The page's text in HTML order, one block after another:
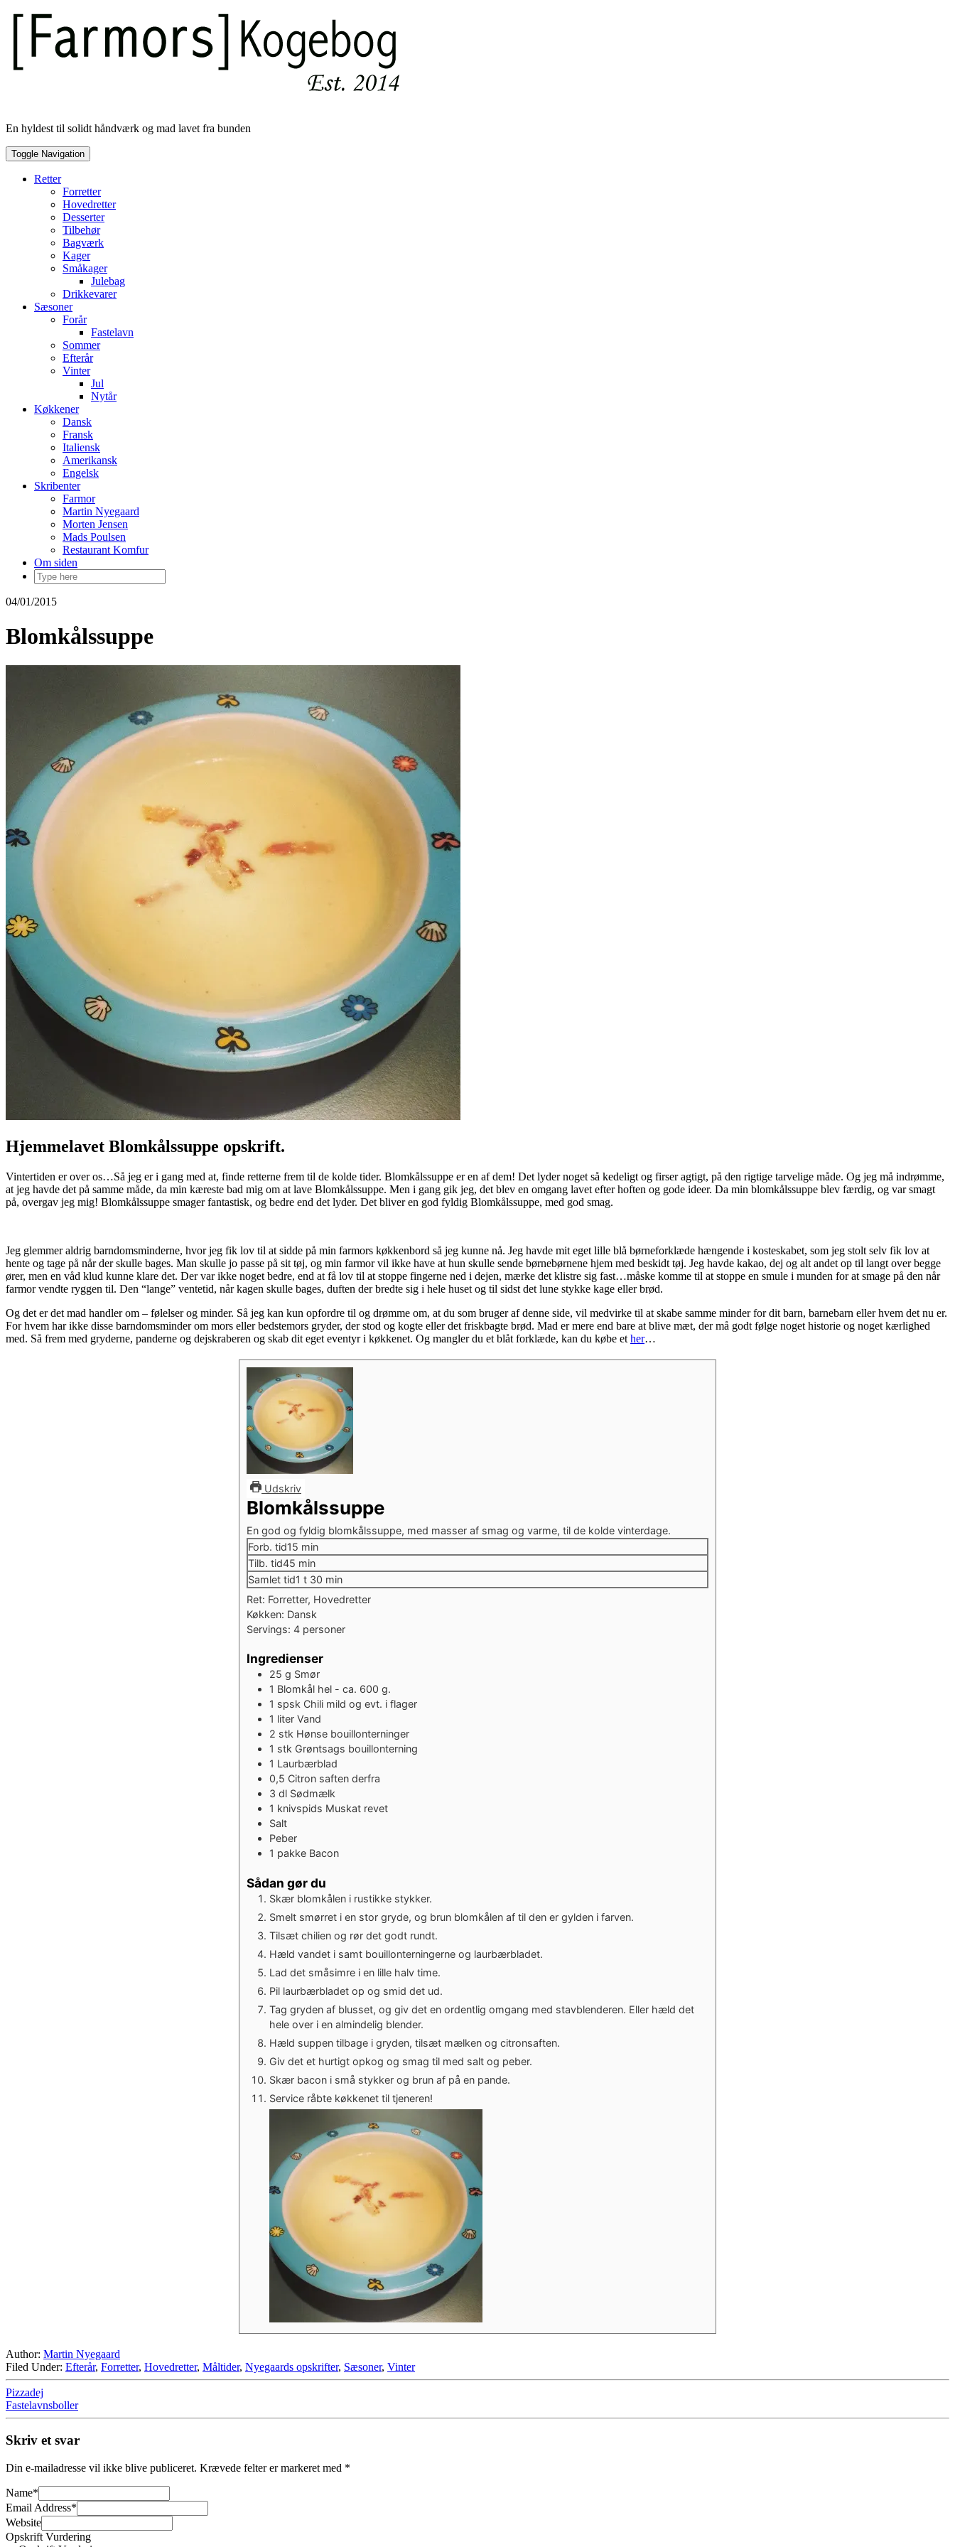
Skip
content
En hyldest til solidt håndværk og mad lavet fra bunden
Toggle Navigation
Retter
Forretter
Hovedretter
Desserter
Tilbehør
Bagværk
Kager
Småkager
Julebag
Drikkevarer
Sæsoner
Forår
Fastelavn
Sommer
Efterår
Vinter
Jul
Nytår
Køkkener
Dansk
Fransk
Italiensk
Amerikansk
Engelsk
Skribenter
Farmor
Martin Nyegaard
Morten Jensen
Mads Poulsen
Restaurant Komfur
Om siden
04/01/2015
Blomkålssuppe
Hjemmelavet Blomkålssuppe opskrift.
Vintertiden er over os…Så jeg er i gang med at, finde retterne frem til de kolde tider. Blomkålssuppe er en af dem! Det lyder noget så kedeligt og firser agtigt, på den rigtige tarvelige måde. Og jeg må indrømme,
at jeg havde det på samme måde, da min kæreste bad mig om at lave Blomkålssuppe. Men i gang gik jeg, det blev en omgang lavet efter hoften og gode ideer. Da min blomkålssuppe blev færdig, og var smagt
på, overgav jeg mig! Blomkålssuppe smager fantastisk, og bedre end det lyder. Det bliver en god fyldig Blomkålssuppe, med god smag.
Jeg glemmer aldrig barndomsminderne, hvor jeg fik lov til at sidde på min farmors køkkenbord så jeg kunne nå. Jeg havde mit eget lille blå børneforklæde hængende i kosteskabet, som jeg stolt selv fik lov at
hente og tage på når der skulle bages. Man skulle jo passe på sit tøj, og min farmor vil ikke have at hun skulle sende børnebørnene hjem med beskidt tøj. Jeg havde kakao, dej og alt andet op til langt over begge
ører, men en våd klud kunne klare det. Der var ikke noget bedre, end at få lov til at stoppe fingerne ned i dejen, mærke det klistre sig fast…måske komme til at stoppe en smule i munden for at smage på den når
farmor vendte ryggen til. Den “lange” ventetid, når kagen skulle bages, duften der bredte sig i hele huset og til sidst det lune stykke kage eller brød.
Og det er det mad handler om – følelser og minder. Så jeg kan kun opfordre til og drømme om, at du som bruger af denne side, vil medvirke til at skabe samme minder for dit barn, barnebarn eller hvem det nu er.
For hvem har ikke disse barndomsminder om mors eller bedstemors gryder, der stod og kogte eller det friskbagte brød. Mad er mere end bare at blive mæt, der må godt følge noget historie og noget kærlighed
med. Så frem med gryderne, panderne og dejskraberen og skab dit eget eventyr i køkkenet. Og mangler du et blåt forklæde, kan du købe et her…
Udskriv
Blomkålssuppe
En god og fyldig blomkålssuppe, med masser af smag og varme, til de kolde vinterdage.
Forb. tid15 minutter
min
Tilb. tid45 minutter
min
Samlet tid1 time
t 30 minutter
min
Ret: Forretter, Hovedretter
Køkken: Dansk
Servings: 4 personer
Ingredienser
25 g Smør
1 Blomkål hel - ca. 600 g.
1 spsk Chili mild og evt. i flager
1 liter Vand
2 stk Hønse bouillonterninger
1 stk Grøntsags bouillonterning
1 Laurbærblad
0,5 Citron saften derfra
3 dl Sødmælk
1 knivspids Muskat revet
Salt
Peber
1 pakke Bacon
Sådan gør du
Skær blomkålen i rustikke stykker.
Smelt smørret i en stor gryde, og brun blomkålen af til den er gylden i farven.
Tilsæt chilien og rør det godt rundt.
Hæld vandet i samt bouillonterningerne og laurbærbladet.
Lad det småsimre i en lille halv time.
Pil laurbærbladet op og smid det ud.
Tag gryden af blusset, og giv det en ordentlig omgang med stavblenderen. Eller hæld det
hele over i en almindelig blender.
Hæld suppen tilbage i gryden, tilsæt mælken og citronsaften.
Giv det et hurtigt opkog og smag til med salt og peber.
Skær bacon i små stykker og brun af på en pande.
Service råbte køkkenet til tjeneren!
Author: Martin Nyegaard
Filed Under: Efterår, Forretter, Hovedretter, Måltider, Nyegaards opskrifter, Sæsoner, Vinter
Pizzadej
Fastelavnsboller
Skriv et svar
Din e-mailadresse vil ikke blive publiceret. Krævede felter er markeret med *
Name*
Email Address*
Website
Opskrift Vurdering